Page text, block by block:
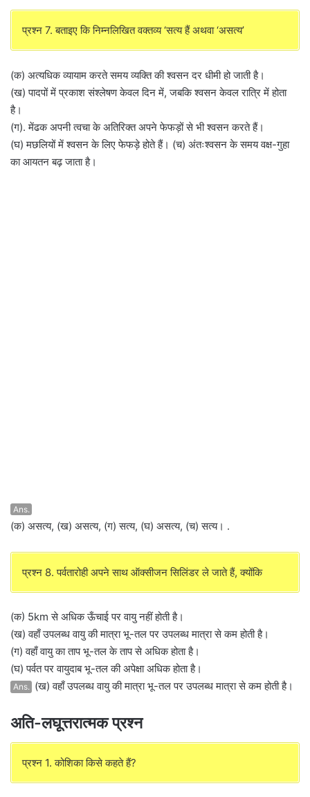
प्रश्न 7. बताइए कि निम्नलिखित वक्तव्य ‘सत्य हैं अथवा ‘असत्य’
(क) अत्यधिक व्यायाम करते समय व्यक्ति की श्वसन दर धीमी हो जाती है।
(ख) पादपों में प्रकाश संश्लेषण केवल दिन में, जबकि श्वसन केवल रात्रि में होता
है।
(ग). मेंढक अपनी त्वचा के अतिरिक्त अपने फेफड़ों से भी श्वसन करते हैं।
(घ) मछलियों में श्वसन के लिए फेफड़े होते हैं। (च) अंतःश्वसन के समय वक्ष-गुहा
का आयतन बढ़ जाता है।
Ans.
(क) असत्य, (ख) असत्य, (ग) सत्य, (घ) असत्य, (च) सत्य। .
प्रश्न 8. पर्वतारोही अपने साथ ऑक्सीजन सिलिंडर ले जाते हैं, क्योंकि
(क) 5km से अधिक ऊँचाई पर वायु नहीं होती है।
(ख) वहाँ उपलब्ध वायु की मात्रा भू-तल पर उपलब्ध मात्रा से कम होती है।
(ग) वहाँ वायु का ताप भू-तल के ताप से अधिक होता है।
(घ) पर्वत पर वायुदाब भू-तल की अपेक्षा अधिक होता है।
Ans. (ख) वहाँ उपलब्ध वायु की मात्रा भू-तल पर उपलब्ध मात्रा से कम होती है।
अति-लघूत्तरात्मक प्रश्न
प्रश्न 1. कोशिका किसे कहते हैं?